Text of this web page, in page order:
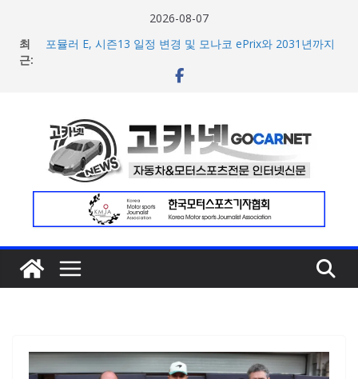
2026-08-07
최
근:
포뮬러 E, 시즌13 일정 변경 및 모나코 ePrix와 2031년까지
[신차] 아우디, 100km당 12.8kWh의 전비 달성한 컴팩트 순
공개… 본격 계약 개시
2026년 7월 국내 수입 승용차 신규 등록 전년 대비 14.3%
증가
한국타이어, 안전한 여름철 주행 위한 타이어 관리법 제안